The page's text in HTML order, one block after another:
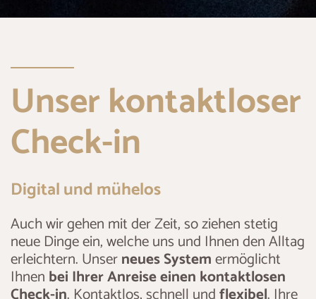
Unser kontaktloser
Check-in
Digital und mühelos
Auch wir gehen mit der Zeit, so ziehen stetig
neue Dinge ein, welche uns und Ihnen den Alltag
erleichtern. Unserneues Systemermöglicht
Ihnen bei Ihrer Anreise einen kontaktlosen